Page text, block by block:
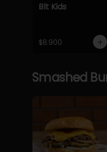
Blt Kids
$8.900
Smashed